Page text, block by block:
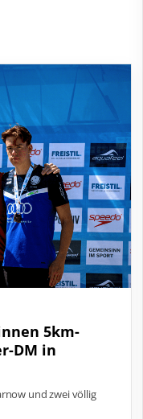
5km-
DM in
und zwei völlig